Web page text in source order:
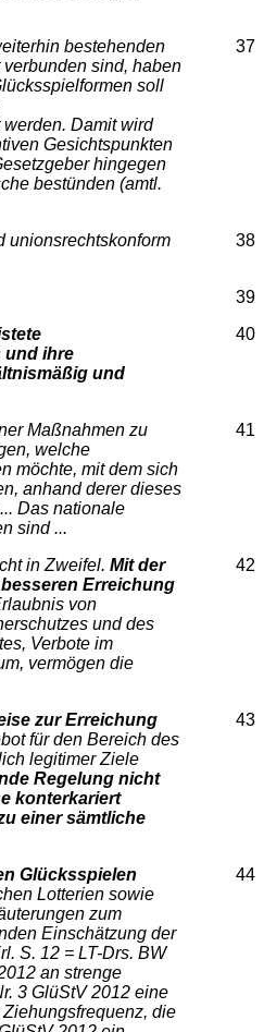
37
bestehenden
sind, haben
soll
Damit wird
Gesichtspunkten
hingegen
bestünden (amtl.
38
unionsrechtskonform
39
40
und ihre
und
41
Maßnahmen zu
welche
möchte, mit dem sich
anhand derer dieses
Das nationale
sind ...
42
in Zweifel. Mit der
Erreichung
von
und des
Verbote im
vermögen die
43
zur Erreichung
für den Bereich des
legitimer Ziele
Regelung nicht
konterkariert
einer sämtliche
44
Glücksspielen
Lotterien sowie
zum
Einschätzung der
S. 12 = LT-Drs. BW
an strenge
3 GlüStV 2012 eine
die